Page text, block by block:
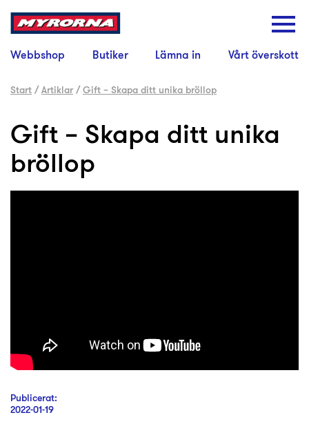
Webbshop Butiker Lämna in Vårt överskott
Start /Artiklar /Gift – Skapa ditt unika bröllop
Gift – Skapa ditt unika
bröllop
Publicerat:
2022-01-19